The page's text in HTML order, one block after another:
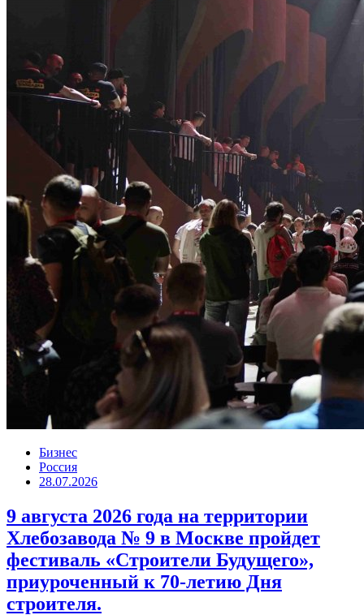
Бизнес
Россия
28.07.2026
9 августа 2026 года на территории
Хлебозавода № 9 в Москве пройдет
фестиваль «Строители Будущего»,
приуроченный к 70-летию Дня
строителя.